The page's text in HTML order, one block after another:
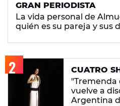
GRAN PERIODISTA
La vida personal de
quién es su pareja y sus
CUATRO
"Tremenda
vuelve a
Argentina